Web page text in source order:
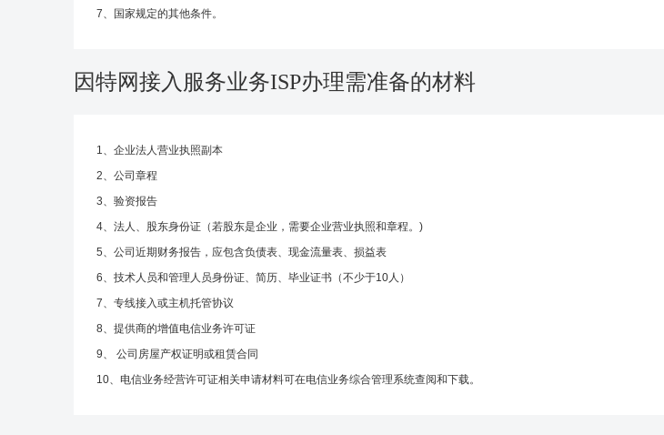
7、国家规定的其他条件。
因特网接入服务业务ISP办理需准备的材料
1、企业法人营业执照副本
2、公司章程
3、验资报告
4、法人、股东身份证（若股东是企业，需要企业营业执照和章程。)
5、公司近期财务报告，应包含负债表、现金流量表、损益表
6、技术人员和管理人员身份证、简历、毕业证书（不少于10人）
7、专线接入或主机托管协议
8、提供商的增值电信业务许可证
9、 公司房屋产权证明或租赁合同
10、电信业务经营许可证相关申请材料可在电信业务综合管理系统查阅和下载。